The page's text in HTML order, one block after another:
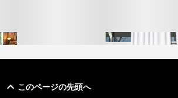
このページの先頭へ